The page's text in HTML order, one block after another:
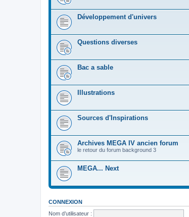
Développement d'univers
Questions diverses
Bac a sable
Illustrations
Sources d'Inspirations
Archives MEGA IV ancien forum
le retour du forum background 3
MEGA... Next
CONNEXION
Nom d’utilisateur :